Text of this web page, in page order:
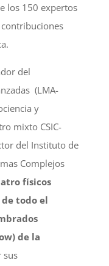
los 150 expertos
del
(LMA-
y
mixto CSIC-
del Instituto de
Complejos
físicos
todo el
de la